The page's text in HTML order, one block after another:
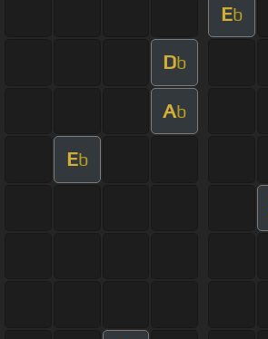
Eb
Db
Ab
Eb